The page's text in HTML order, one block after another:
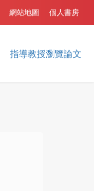
指導教授瀏覽論文
個人書房
網站地圖